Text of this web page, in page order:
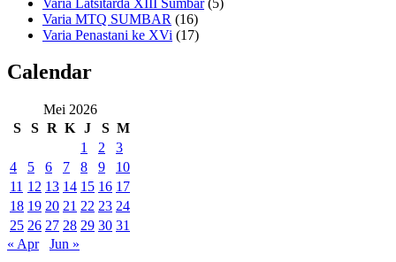
Varia MTQ SUMBAR (16)
Varia Penastani ke XVi (17)
Calendar
Mei 2026
S
S R K J S M
1
2
3
4
5 6 7 8 9
10
11 12 13 14 15 16 17
18 19 20 21 22 23 24
25 26 27 28 29 30 31
« Apr
Jun »